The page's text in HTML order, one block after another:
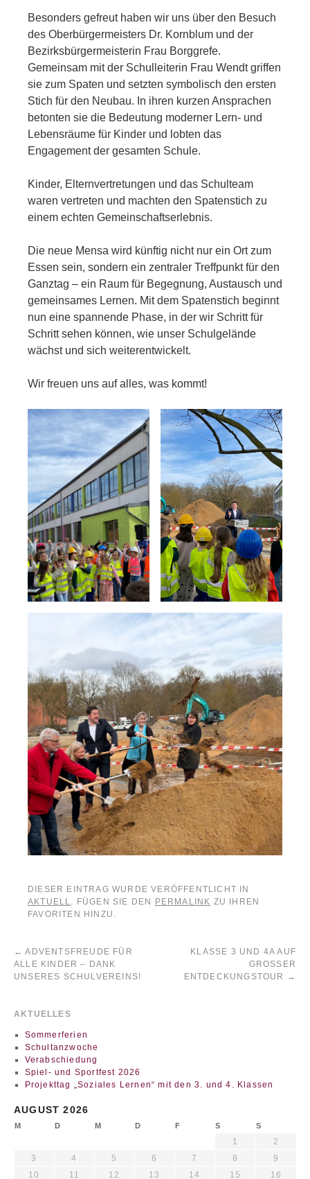
Besonders gefreut haben wir uns über den Besuch
des Oberbürgermeisters Dr. Kornblum und der
Bezirksbürgermeisterin Frau Borggrefe.
Gemeinsam mit der Schulleiterin Frau Wendt griffen
sie zum Spaten und setzten symbolisch den ersten
Stich für den Neubau. In ihren kurzen Ansprachen
betonten sie die Bedeutung moderner Lern- und
Lebensräume für Kinder und lobten das
Engagement der gesamten Schule.
Kinder, Elternvertretungen und das Schulteam
waren vertreten und machten den Spatenstich zu
einem echten Gemeinschaftserlebnis.
Die neue Mensa wird künftig nicht nur ein Ort zum
Essen sein, sondern ein zentraler Treffpunkt für den
Ganztag – ein Raum für Begegnung, Austausch und
gemeinsames Lernen. Mit dem Spatenstich beginnt
nun eine spannende Phase, in der wir Schritt für
Schritt sehen können, wie unser Schulgelände
wächst und sich weiterentwickelt.
Wir freuen uns auf alles, was kommt!
DIESER EINTRAG WURDE VERÖFFENTLICHT IN
AKTUELL. FÜGEN SIE DEN PERMALINK ZU IHREN
FAVORITEN HINZU.
← ADVENTSFREUDE FÜR
ALLE KINDER – DANK
UNSERES SCHULVEREINS!
KLASSE 3 UND 4A AUF
GROSSER E
NTDECKUNGSTOUR
→
AKTUELLES
Sommerferien
Schultanzwoche
Verabschiedung
Spiel- und Sportfest 2026
Projekttag „Soziales Lernen“ mit den 3. und 4. Klassen
AUGUST 2026
M D M D F S S
1
2
3
4 5 6 7 8
9
10
11 12 13 14 15 16